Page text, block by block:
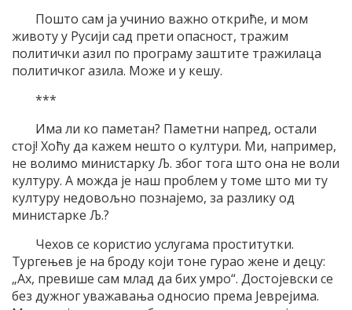
Пошто сам ја учинио важно откриће, и мом
животу у Русији сад прети опасност, тражим
политички азил по програму заштите тражилаца
политичког азила. Може и у кешу.
***
Има ли ко паметан? Паметни напред, остали
стој! Хоћу да кажем нешто о култури. Ми, например,
не волимо министарку Љ. због тога што она не воли
културу. А можда је наш проблем у томе што ми ту
културу недовољно познајемо, за разлику од
министарке Љ.?
Чехов се користио услугама проститутки.
Тургењев је на броду који тоне гурао жене и децу:
„Ах, превише сам млад да бих умро“. Достојевски се
без дужног уважавања односио према Јеврејима.